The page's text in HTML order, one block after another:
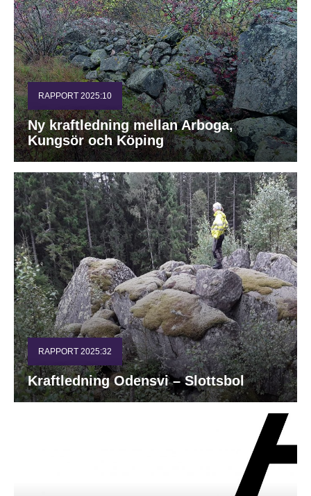
RAPPORT 2025:10
Ny kraftledning mellan Arboga,
Kungsör och Köping
RAPPORT 2025:32
Kraftledning Odensvi – Slottsbol